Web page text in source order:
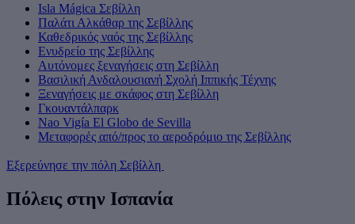
Isla Mágica Σεβίλλη
Παλάτι Αλκάθαρ της Σεβίλλης
Καθεδρικός ναός της Σεβίλλης
Ενυδρείο της Σεβίλλης
Αυτόνομες ξεναγήσεις στη Σεβίλλη
Βασιλική Ανδαλουσιανή Σχολή Ιππικής Τέχνης
Ξεναγήσεις με σκάφος στη Σεβίλλη
Γκουαντάλπαρκ
Nao Vigía El Globo de Sevilla
Μεταφορές από/προς το αεροδρόμιο της Σεβίλλης
Εξερεύνησε την πόλη Σεβίλλη
Πόλεις στην Ισπανία